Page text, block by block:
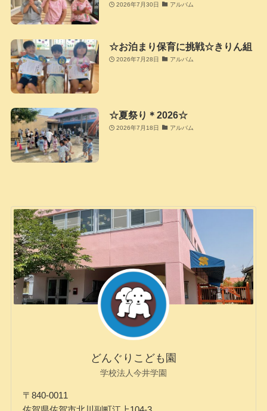
2026年7月30日 アルバム
☆お泊まり保育に挑戦☆きりん組
2026年7月28日 アルバム
☆夏祭り＊2026☆
2026年7月18日 アルバム
どんぐりこども園
学校法人今井学園
〒840-0011